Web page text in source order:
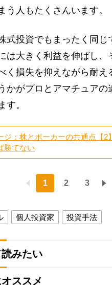
う人もたくさんいます。
式投資でもまったく同じ
は大きく利益を伸ばし、
く損失を抑えながら耐え
かがプロとアマチュアの
す。
ジ：株とポーカーの共通点【2
勝てない
1 2 3
個人投資家 投資手法
みたい
ススメ